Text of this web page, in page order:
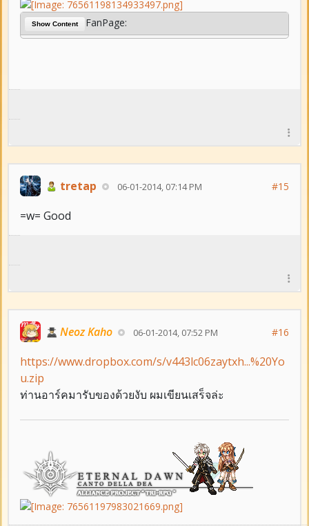
Show Content FanPage:
tretap 06-01-2014, 07:14 PM #15
=w= Good
Neoz Kaho 06-01-2014, 07:52 PM #16
https://www.dropbox.com/s/v443lc06zaytxh...%20Yo
u.zip
ท่านอาร์คมารับของด้วยงับ ผมเขียนเสร็จล่ะ